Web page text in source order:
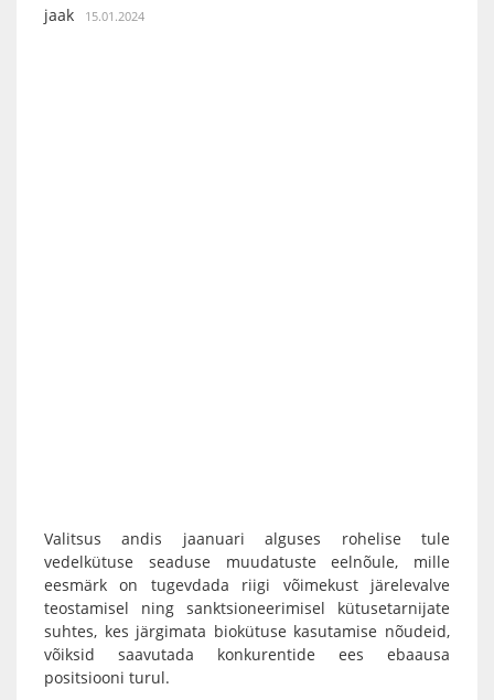
jaak 15.01.2024
Valitsus andis jaanuari alguses rohelise tule
vedelkütuse seaduse muudatuste eelnõule, mille
eesmärk on tugevdada riigi võimekust järelevalve
teostamisel ning sanktsioneerimisel kütusetarnijate
suhtes, kes järgimata biokütuse kasutamise nõudeid,
võiksid saavutada konkurentide ees ebaausa
positsiooni turul.